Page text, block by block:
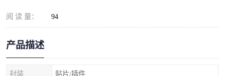
阅 读 量： 94
产品描述
封装 贴片/插件